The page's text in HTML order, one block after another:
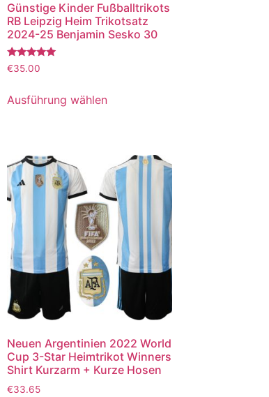
Günstige Kinder Fußballtrikots
RB Leipzig Heim Trikotsatz
2024-25 Benjamin Sesko 30
Bewertet
mit
von 5
€35.00
Ausführung wählen
Neuen Argentinien 2022 World
Cup 3-Star Heimtrikot Winners
Shirt Kurzarm + Kurze Hosen
€33.65